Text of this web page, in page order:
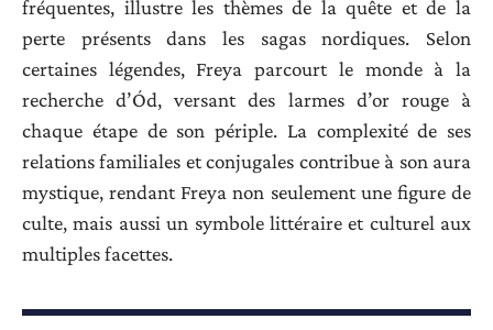
fréquentes, illustre les thèmes de la quête et de la
perte présents dans les sagas nordiques. Selon
certaines légendes, Freya parcourt le monde à la
recherche d’Ód, versant des larmes d’or rouge à
chaque étape de son périple. La complexité de ses
relations familiales et conjugales contribue à son aura
mystique, rendant Freya non seulement une figure de
culte, mais aussi un symbole littéraire et culturel aux
multiples facettes.